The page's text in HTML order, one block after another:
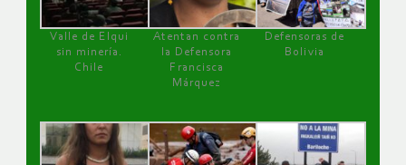
Valle de Elqui
sin minería.
Chile
Atentan contra
la Defensora
Francisca
Márquez
Defensoras de
Bolivia